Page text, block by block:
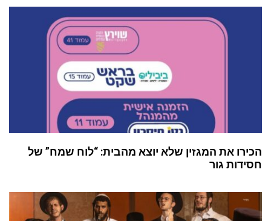
הכירו את המגזין שלא יוצא מהבית: “לוח שמח” של
חסידות גור